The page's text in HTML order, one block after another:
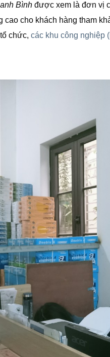
Bình được xem là đơn vị
cao cho khách hàng tham
chức, các khu công nghiệp